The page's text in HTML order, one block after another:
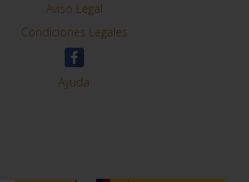
Aviso Legal
Condiciones Legales
Ayuda